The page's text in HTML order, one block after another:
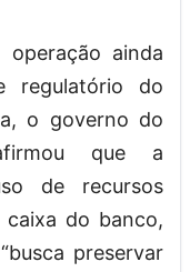
ainda
regulatório do
o governo do
que a
de recursos
do banco,
preservar